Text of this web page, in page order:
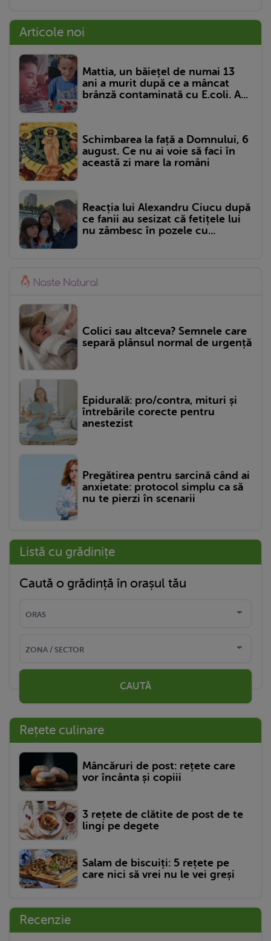
Articole noi
Mattia, un băiețel de numai 13
ani a murit după ce a mâncat
brânză contaminată cu E.coli. A...
Schimbarea la față a Domnului, 6
august. Ce nu ai voie să faci în
această zi mare la români
Reacția lui Alexandru Ciucu după
ce fanii au sesizat că fetițele lui
nu zâmbesc în pozele cu...
Colici sau altceva? Semnele care
separă plânsul normal de urgență
Epidurală: pro/contra, mituri și
întrebările corecte pentru
anestezist
Pregătirea pentru sarcină când ai
anxietate: protocol simplu ca să
nu te pierzi în scenarii
Listă cu grădinițe
Caută o grădință în orașul tău
CAUTĂ
Rețete culinare
Mâncăruri de post: rețete care
vor încânta și copiii
3 rețete de clătite de post de te
lingi pe degete
Salam de biscuiți: 5 rețete pe
care nici să vrei nu le vei greși
Recenzie